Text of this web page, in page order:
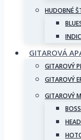
HUDOBNÉ
GITAROVÁ
GITAROVÝ
GITAROVÝ
GITAROVÝ